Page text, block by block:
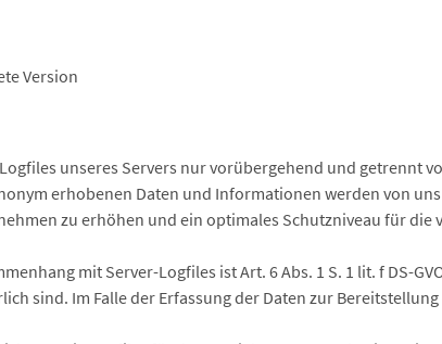
Version
unseres Servers nur vorübergehend und getrennt
erhobenen Daten und Informationen werden von
zu erhöhen und ein optimales Schutzniveau für
mit Server-Logfiles ist Art. 6 Abs. 1 S. 1 lit. f DS-
sind. Im Falle der Erfassung der Daten zur